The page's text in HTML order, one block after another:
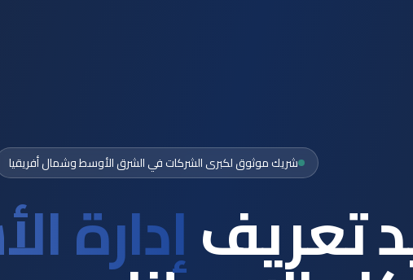
شريك موثوق لكبرى الشركات في الشرق الأوسط وشمال أفريقيا
تعريفإدارة